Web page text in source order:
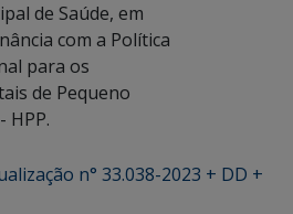
de Saúde, em
com a Política
para os
de Pequeno
HPP.
n° 33.038-2023 + DD +